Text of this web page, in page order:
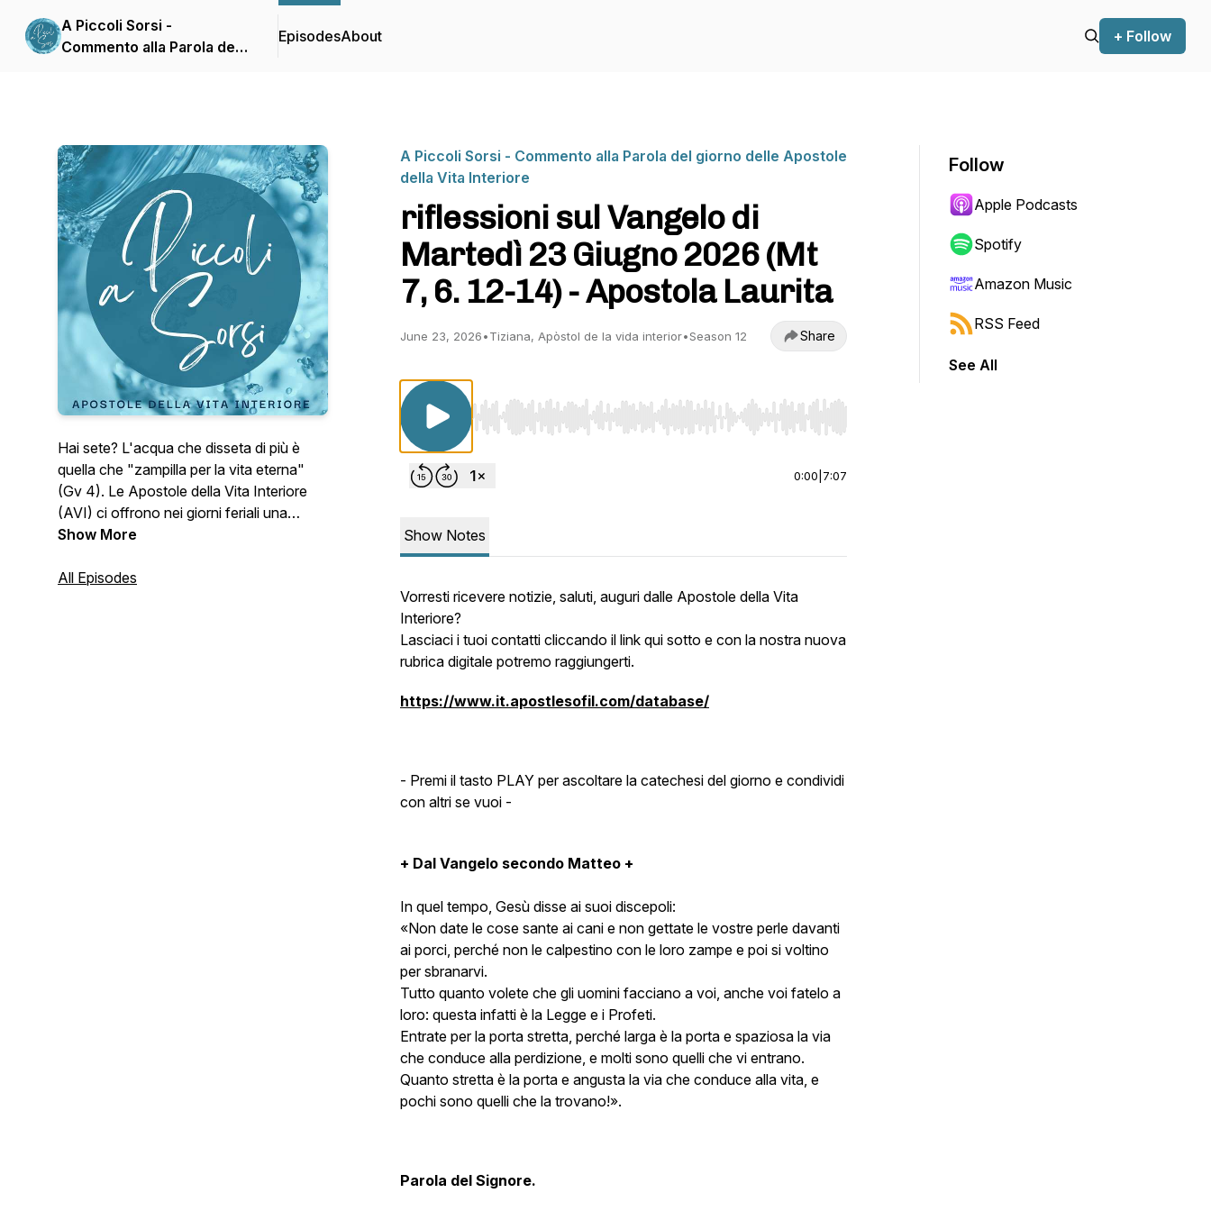
A Piccoli Sorsi -
Commento alla Parola del
EpisodesAbout + Follow
Hai sete? L'acqua che disseta di più è
quella che "zampilla per la vita eterna"
(Gv 4). Le Apostole della Vita Interiore
(AVI) ci offrono nei giorni feriali una
riflessione sulla liturgia quotidiana. N.B. La
nostre comunità parrocchiali.
Show More
All Episodes
A Piccoli Sorsi - Commento alla Parola del giorno delle Apostole
della Vita Interiore
riflessioni sul Vangelo di
Martedì 23 Giugno 2026 (Mt
7, 6. 12-14) - Apostola Laurita
June 23, 2026•Tiziana, Apòstol de la vida interior•Season 12 Share
Use Left/Right to seek, Home/End to jump to start or end. Hold shift to jump forward or backward.
0:00 7:07
Show Notes
Vorresti ricevere notizie, saluti, auguri dalle Apostole della Vita
Interiore?
Lasciaci i tuoi contatti cliccando il link qui sotto e con la nostra nuova
rubrica digitale potremo raggiungerti.
https://www.it.apostlesofil.com/database/
- Premi il tasto PLAY per ascoltare la catechesi del giorno e condividi
con altri se vuoi -
+ Dal Vangelo secondo Matteo +
In quel tempo, Gesù disse ai suoi discepoli:
«Non date le cose sante ai cani e non gettate le vostre perle davanti
ai porci, perché non le calpestino con le loro zampe e poi si voltino
per sbranarvi.
Tutto quanto volete che gli uomini facciano a voi, anche voi fatelo a
loro: questa infatti è la Legge e i Profeti.
Entrate per la porta stretta, perché larga è la porta e spaziosa la via
che conduce alla perdizione, e molti sono quelli che vi entrano.
Quanto stretta è la porta e angusta la via che conduce alla vita, e
pochi sono quelli che la trovano!».
Parola del Signore.
Follow
Apple Podcasts
Spotify
Amazon Music
RSS Feed
See All